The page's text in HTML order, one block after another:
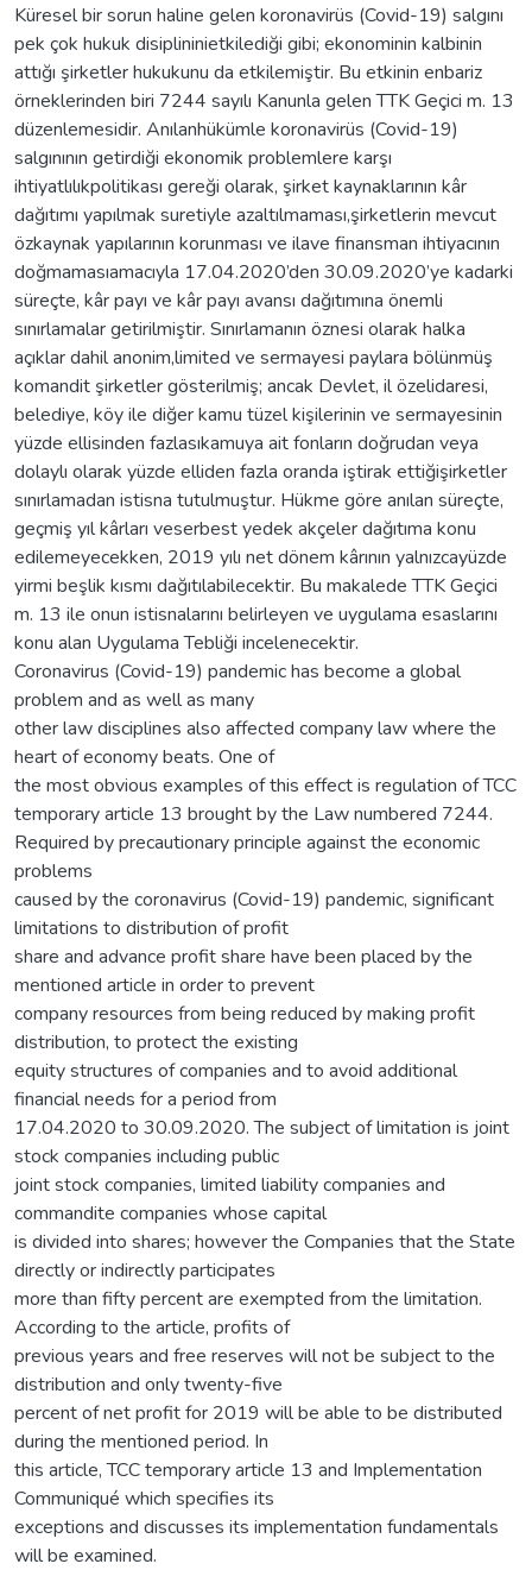
Küresel bir sorun haline gelen koronavirüs (Covid-19) salgını
pek çok hukuk disiplininietkilediği gibi; ekonominin kalbinin
attığı şirketler hukukunu da etkilemiştir. Bu etkinin enbariz
örneklerinden biri 7244 sayılı Kanunla gelen TTK Geçici m. 13
düzenlemesidir. Anılanhükümle koronavirüs (Covid-19)
salgınının getirdiği ekonomik problemlere karşı
ihtiyatlılıkpolitikası gereği olarak, şirket kaynaklarının kâr
dağıtımı yapılmak suretiyle azaltılmaması,şirketlerin mevcut
özkaynak yapılarının korunması ve ilave finansman ihtiyacının
doğmamasıamacıyla 17.04.2020’den 30.09.2020’ye kadarki
süreçte, kâr payı ve kâr payı avansı dağıtımına önemli
sınırlamalar getirilmiştir. Sınırlamanın öznesi olarak halka
açıklar dahil anonim,limited ve sermayesi paylara bölünmüş
komandit şirketler gösterilmiş; ancak Devlet, il özelidaresi,
belediye, köy ile diğer kamu tüzel kişilerinin ve sermayesinin
yüzde ellisinden fazlasıkamuya ait fonların doğrudan veya
dolaylı olarak yüzde elliden fazla oranda iştirak ettiğişirketler
sınırlamadan istisna tutulmuştur. Hükme göre anılan süreçte,
geçmiş yıl kârları veserbest yedek akçeler dağıtıma konu
edilemeyecekken, 2019 yılı net dönem kârının yalnızcayüzde
yirmi beşlik kısmı dağıtılabilecektir. Bu makalede TTK Geçici
m. 13 ile onun istisnalarını belirleyen ve uygulama esaslarını
konu alan Uygulama Tebliği incelenecektir.
Coronavirus (Covid-19) pandemic has become a global
problem and as well as many
other law disciplines also affected company law where the
heart of economy beats. One of
the most obvious examples of this effect is regulation of TCC
temporary article 13 brought by the Law numbered 7244.
Required by precautionary principle against the economic
problems
caused by the coronavirus (Covid-19) pandemic, significant
limitations to distribution of profit
share and advance profit share have been placed by the
mentioned article in order to prevent
company resources from being reduced by making profit
distribution, to protect the existing
equity structures of companies and to avoid additional
financial needs for a period from
17.04.2020 to 30.09.2020. The subject of limitation is joint
stock companies including public
joint stock companies, limited liability companies and
commandite companies whose capital
is divided into shares; however the Companies that the State
directly or indirectly participates
more than fifty percent are exempted from the limitation.
According to the article, profits of
previous years and free reserves will not be subject to the
distribution and only twenty-five
percent of net profit for 2019 will be able to be distributed
during the mentioned period. In
this article, TCC temporary article 13 and Implementation
Communiqué which specifies its
exceptions and discusses its implementation fundamentals
will be examined.